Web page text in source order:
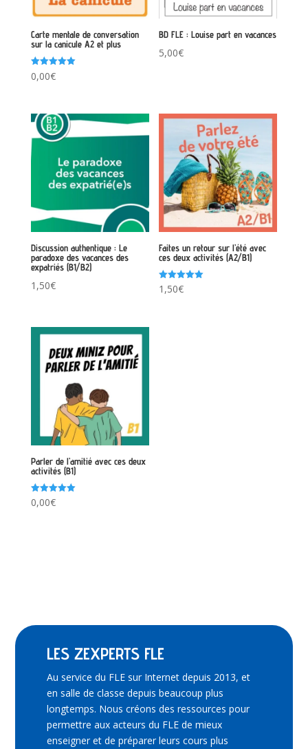
Carte mentale de conversation
sur la canicule A2 et plus
Note
5.00
0,00€
BD FLE : Louise part en vacances
5,00€
Discussion authentique : Le
paradoxe des vacances des
expatriés (B1/B2)
1,50€
Faites un retour sur l’été avec
ces deux activités (A2/B1)
Note
5.00
1,50€
Parler de l’amitié avec ces deux
activités (B1)
Note
5.00
0,00€
LES ZEXPERTS FLE
Au service du FLE sur Internet depuis 2013, et
en salle de classe depuis beaucoup plus
longtemps. Nous créons des ressources pour
permettre aux acteurs du FLE de mieux
enseigner et de préparer leurs cours plus